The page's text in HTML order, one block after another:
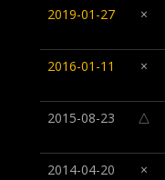
2019-01-27
×
2016-01-11
×
2015-08-23
△
2014-04-20
×